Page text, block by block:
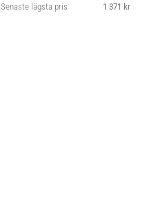
Senaste lägsta pris 1 371 kr